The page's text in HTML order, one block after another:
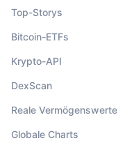
Top-Storys
Bitcoin-ETFs
Krypto-API
DexScan
Reale Vermögenswerte
Globale Charts